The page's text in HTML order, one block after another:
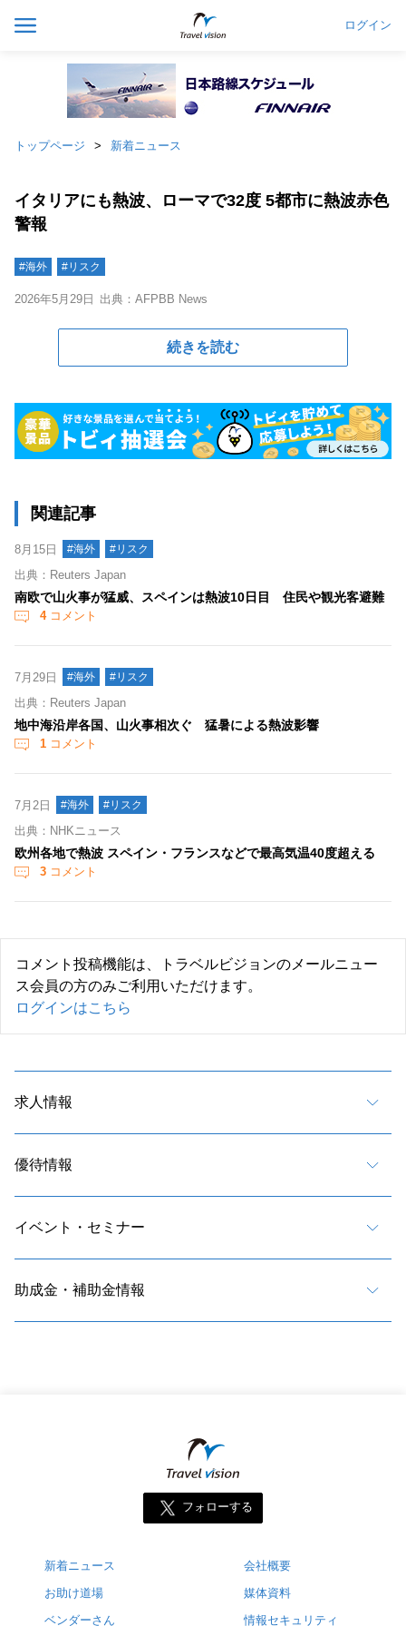
ログイン
トップページ 新着ニュース
イタリアにも熱波、ローマで32度 5都市に熱波赤色
警報
#海外 #リスク
2026年5月29日 出典：AFPBB News
続きを読む
関連記事
8月15日 #海外 #リスク
出典：Reuters Japan
南欧で山火事が猛威、スペインは熱波10日目 住民や観光客避難
4コメント
7月29日 #海外 #リスク
出典：Reuters Japan
地中海沿岸各国、山火事相次ぐ 猛暑による熱波影響
1 コメント
7月2日 #海外 #リスク
出典：NHKニュース
欧州各地で熱波 スペイン・フランスなどで最高気温40度超える
3 コメント
コメント投稿機能は、トラベルビジョンのメールニュー
ス会員の方のみご利用いただけます。
ログインはこちら
求人情報
優待情報
イベント・セミナー
助成金・補助金情報
フォローする
新着ニュース
お助け道場
ベンダーさん
会社概要
媒体資料
情報セキュリティ